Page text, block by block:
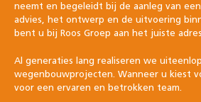
neemt en begeleidt bij de aanleg van
advies, het ontwerp en de uitvoering
bent u bij Roos Groep aan het juiste
Al generaties lang realiseren we
wegenbouwprojecten. Wanneer u kiest
voor een ervaren en betrokken team.